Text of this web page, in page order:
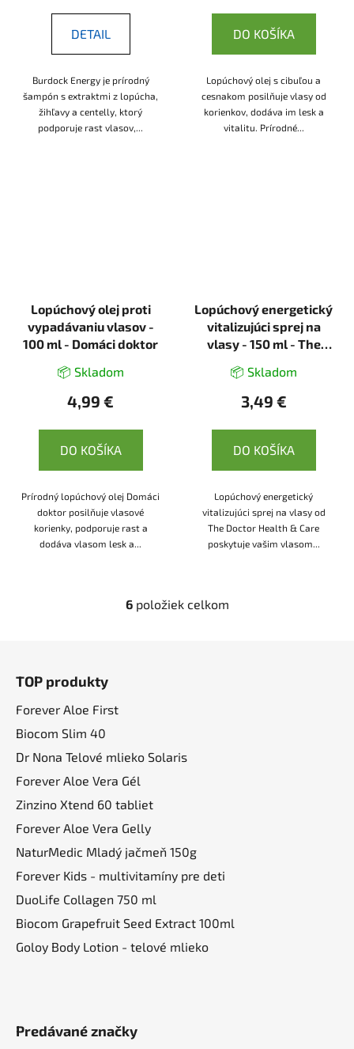
DETAIL
Burdock Energy je prírodný
šampón s extraktmi z lopúcha,
žihľavy a centelly, ktorý
podporuje rast vlasov,...
DO KOŠÍKA
Lopúchový olej s cibuľou a
cesnakom posilňuje vlasy od
korienkov, dodáva im lesk a
vitalitu. Prírodné...
Lopúchový olej proti
vypadávaniu vlasov -
100 ml - Domáci doktor
📦 Skladom
4,99 €
DO KOŠÍKA
Prírodný lopúchový olej Domáci
doktor posilňuje vlasové
korienky, podporuje rast a
dodáva vlasom lesk a...
Lopúchový energetický
vitalizujúci sprej na
vlasy - 150 ml - The
📦 Skladom
3,49 €
DO KOŠÍKA
Lopúchový energetický
vitalizujúci sprej na vlasy od
The Doctor Health & Care
poskytuje vašim vlasom...
O
e
p
v
ý
p
s
u
6položiek celkom
TOP produkty
Forever Aloe First
Biocom Slim 40
Dr Nona Telové mlieko Solaris
Forever Aloe Vera Gél
Zinzino Xtend 60 tabliet
Forever Aloe Vera Gelly
NaturMedic Mladý jačmeň 150g
Forever Kids - multivitamíny pre deti
DuoLife Collagen 750 ml
Biocom Grapefruit Seed Extract 100ml
Goloy Body Lotion - telové mlieko
Predávané značky